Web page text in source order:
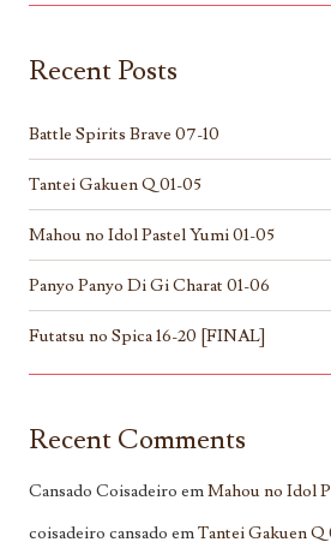
Recent Posts
Battle Spirits Brave 07-10
Tantei Gakuen Q 01-05
Mahou no Idol Pastel Yumi 01-05
Panyo Panyo Di Gi Charat 01-06
Futatsu no Spica 16-20 [FINAL]
Recent Comments
Cansado Coisadeiro emMahou no Idol
coisadeiro cansado emTantei Gakuen Q